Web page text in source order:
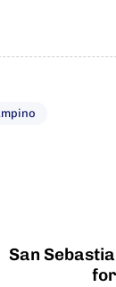
San